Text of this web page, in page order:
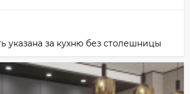
указана за кухню без столешницы